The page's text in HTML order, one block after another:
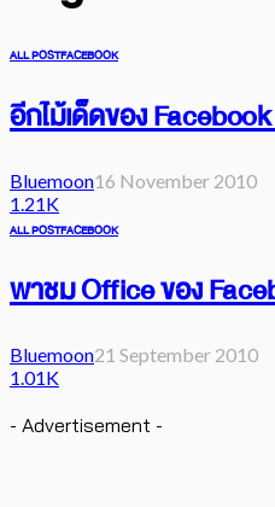
ALL POSTFACEBOOK
อีกไม้เด็ดของ
Bluemoon16 November 2010
1.21K
ALL POSTFACEBOOK
พาชม Office ของ
Bluemoon21 September 2010
1.01K
- Advertisement -